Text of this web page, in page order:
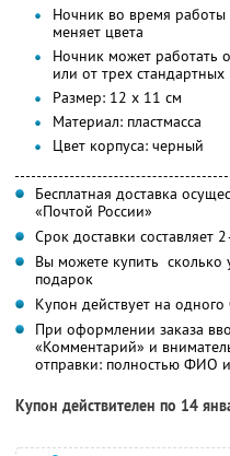
Ночник во время работы
меняет цвета
Ночник может работать
или от трех
Размер: 12 х 11 см
Материал: пластмасса
Цвет корпуса: черный
Бесплатная доставка
«Почтой России»
Срок доставки составляет
Вы можете купить сколько
подарок
Купон действует на одного
При оформлении заказа
«Комментарий» и
отправки: полностью ФИО и
Купон действителен по 14